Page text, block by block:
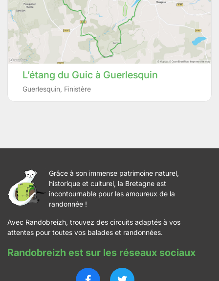
L’étang du Guic à Guerlesquin
Guerlesquin Finistère
Grâce à son immense patrimoine naturel,
historique et culturel, la Bretagne est
incontournable pour les amoureux de la
randonnée !
Avec Randobreizh, trouvez des circuits adaptés à vos
attentes pour toutes vos balades et randonnées.
Randobreizh est sur les réseaux sociaux